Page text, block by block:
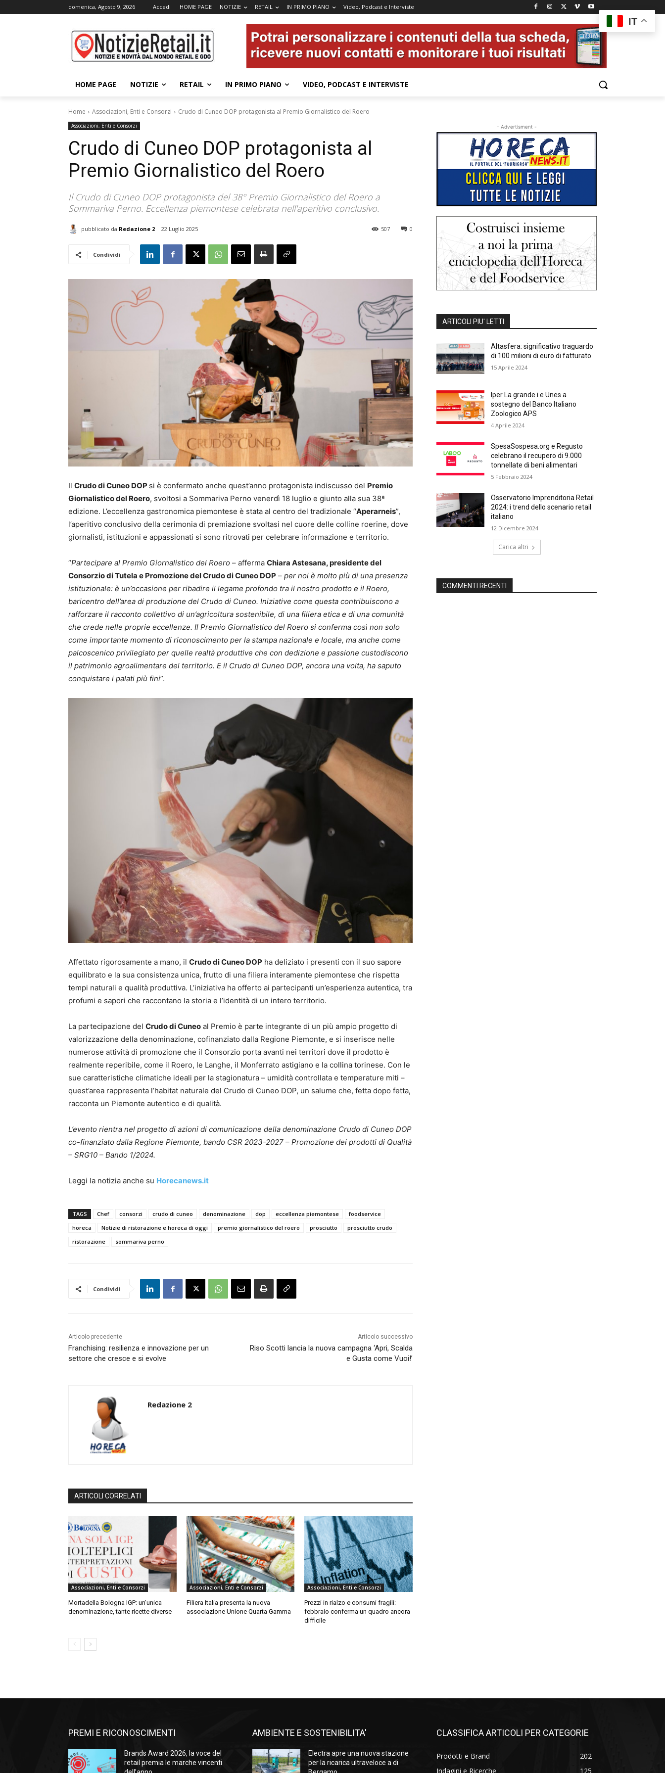
domenica, Agosto 9, 2026 Accedi HOME PAGE NOTIZIE RETAIL IN PRIMO PIANO Video, Podcast e Interviste
HOME PAGE NOTIZIE RETAIL IN PRIMO PIANO VIDEO, PODCAST E INTERVISTE
Home Associazioni, Enti e Consorzi Crudo di Cuneo DOP protagonista al Premio Giornalistico del Roero
Associazioni, Enti e Consorzi
Crudo di Cuneo DOP protagonista al
Premio Giornalistico del Roero
Il Crudo di Cuneo DOP protagonista del 38° Premio Giornalistico del Roero a
Sommariva Perno. Eccellenza piemontese celebrata nell'aperitivo conclusivo.
pubblicato da Redazione 2 22 Luglio 2025 0
507
Condividi
Il Crudo di Cuneo DOP si è confermato anche quest’anno protagonista indiscusso del Premio
Giornalistico del Roero, svoltosi a Sommariva Perno venerdì 18 luglio e giunto alla sua 38ª
edizione. L’eccellenza gastronomica piemontese è stata al centro del tradizionale “Aperarneis”,
l’aperitivo conclusivo della cerimonia di premiazione svoltasi nel cuore delle colline roerine, dove
giornalisti, istituzioni e appassionati si sono ritrovati per celebrare informazione e territorio.
“Partecipare al Premio Giornalistico del Roero – afferma Chiara Astesana, presidente del
Consorzio di Tutela e Promozione del Crudo di Cuneo DOP – per noi è molto più di una presenza
istituzionale: è un’occasione per ribadire il legame profondo tra il nostro prodotto e il Roero,
baricentro dell’area di produzione del Crudo di Cuneo. Iniziative come questa contribuiscono a
rafforzare il racconto collettivo di un’agricoltura sostenibile, di una filiera etica e di una comunità
che crede nelle proprie eccellenze. Il Premio Giornalistico del Roero si conferma così non solo
come importante momento di riconoscimento per la stampa nazionale e locale, ma anche come
palcoscenico privilegiato per quelle realtà produttive che con dedizione e passione custodiscono
il patrimonio agroalimentare del territorio. E il Crudo di Cuneo DOP, ancora una volta, ha saputo
conquistare i palati più fini”.
Affettato rigorosamente a mano, il Crudo di Cuneo DOP ha deliziato i presenti con il suo sapore
equilibrato e la sua consistenza unica, frutto di una filiera interamente piemontese che rispetta
tempi naturali e qualità produttiva. L’iniziativa ha offerto ai partecipanti un’esperienza autentica, tra
profumi e sapori che raccontano la storia e l’identità di un intero territorio.
La partecipazione del Crudo di Cuneo al Premio è parte integrante di un più ampio progetto di
valorizzazione della denominazione, cofinanziato dalla Regione Piemonte, e si inserisce nelle
numerose attività di promozione che il Consorzio porta avanti nei territori dove il prodotto è
realmente reperibile, come il Roero, le Langhe, il Monferrato astigiano e la collina torinese. Con le
sue caratteristiche climatiche ideali per la stagionatura – umidità controllata e temperature miti –
quest’area rappresenta l’habitat naturale del Crudo di Cuneo DOP, un salume che, fetta dopo fetta,
racconta un Piemonte autentico e di qualità.
L’evento rientra nel progetto di azioni di comunicazione della denominazione Crudo di Cuneo DOP
co-finanziato dalla Regione Piemonte, bando CSR 2023-2027 – Promozione dei prodotti di Qualità
– SRG10 – Bando 1/2024.
Leggi la notizia anche su Horecanews.it
TAGS Chef consorzi crudo di cuneo denominazione dop eccellenza piemontese
foodservice
horeca
Notizie di ristorazione e horeca di oggi premio giornalistico del roero prosciutto
prosciutto crudo
ristorazione
sommariva perno
Condividi
Articolo precedente
Franchising: resilienza e innovazione per un
settore che cresce e si evolve
Articolo successivo
Riso Scotti lancia la nuova campagna ‘Apri, Scalda
e Gusta come Vuoi!’
Redazione 2
ARTICOLI CORRELATI
Associazioni, Enti e Consorzi
Mortadella Bologna IGP: un’unica
denominazione, tante ricette diverse
Associazioni, Enti e Consorzi
Filiera Italia presenta la nuova
associazione Unione Quarta Gamma
Associazioni, Enti e Consorzi
Prezzi in rialzo e consumi fragili:
febbraio conferma un quadro ancora
difficile
- Advertisment -
ARTICOLI PIU' LETTI
Altasfera: significativo traguardo
di 100 milioni di euro di fatturato
15 Aprile 2024
Iper La grande i e Unes a
sostegno del Banco Italiano
Zoologico APS
4 Aprile 2024
SpesaSospesa.org e Regusto
celebrano il recupero di 9.000
tonnellate di beni alimentari
5 Febbraio 2024
Osservatorio Imprenditoria Retail
2024: i trend dello scenario retail
italiano
12 Dicembre 2024
Carica altri
COMMENTI RECENTI
PREMI E RICONOSCIMENTI
Brands Award 2026, la voce del
retail premia le marche vincenti
AMBIENTE E SOSTENIBILITA'
Electra apre una nuova stazione
per la ricarica ultraveloce a di
CLASSIFICA ARTICOLI PER CATEGORIE
Prodotti e Brand
202
Indagini e Ricerche
125
IT